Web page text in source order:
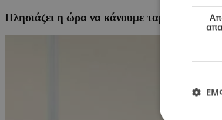
Πλησιάζει η ώρα να κάνουμε ταμείο για το